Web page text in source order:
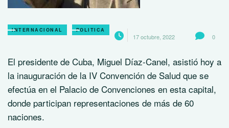
INTERNACIONAL POLITICA
17 octubre, 2022 0
El presidente de Cuba, Miguel Díaz-Canel, asistió hoy a
la inauguración de la IV Convención de Salud que se
efectúa en el Palacio de Convenciones en esta capital,
donde participan representaciones de más de 60
naciones.